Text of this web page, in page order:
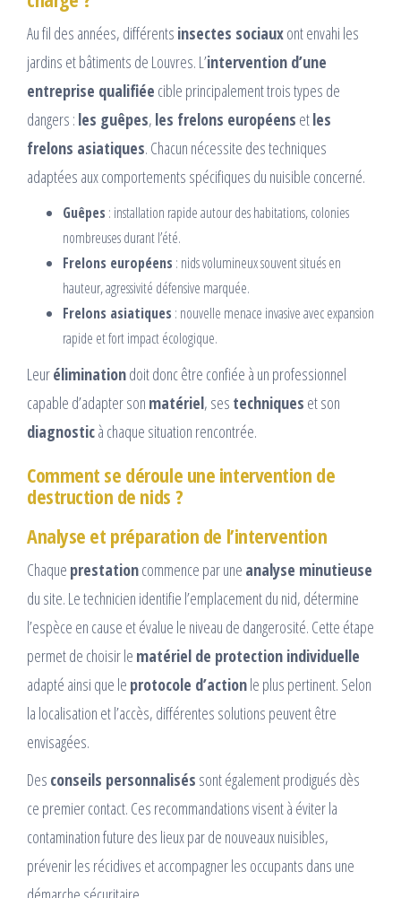
Au fil des années, différents insectes sociauxont envahi les
jardins et bâtiments de Louvres. L’intervention d’une
entreprise qualifiée cible principalement trois types de
dangers : les guêpes, les frelons européens etles
frelons asiatiques. Chacun nécessite des techniques
adaptées aux comportements spécifiques du nuisible concerné.
Guêpes : installation rapide autour des habitations, colonies
nombreuses durant l’été.
Frelons européens : nids volumineux souvent situés en
hauteur, agressivité défensive marquée.
Frelons asiatiques : nouvelle menace invasive avec expansion
rapide et fort impact écologique.
Leuréliminationdoit donc être confiée à un professionnel
capable d’adapter son matériel, ses techniques et son
diagnosticà chaque situation rencontrée.
Comment se déroule une intervention de
destruction de nids ?
Analyse et préparation de l’intervention
Chaque prestationcommence par une analyse minutieuse
du site. Le technicien identifie l’emplacement du nid, détermine
l’espèce en cause et évalue le niveau de dangerosité. Cette étape
permet de choisir le matériel de protection individuelle
adapté ainsi que le protocole d’actionle plus pertinent. Selon
la localisation et l’accès, différentes solutions peuvent être
envisagées.
Des conseils personnalisés sont également prodigués dès
ce premier contact. Ces recommandations visent à éviter la
contamination future des lieux par de nouveaux nuisibles,
prévenir les récidives et accompagner les occupants dans une